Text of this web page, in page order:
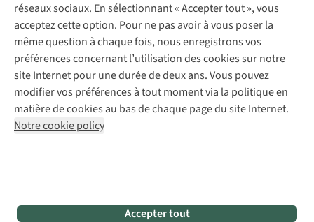
réseaux sociaux. En sélectionnant « Accepter tout », vous
acceptez cette option. Pour ne pas avoir à vous poser la
même question à chaque fois, nous enregistrons vos
préférences concernant l’utilisation des cookies sur notre
site Internet pour une durée de deux ans. Vous pouvez
modifier vos préférences à tout moment via la politique en
matière de cookies au bas de chaque page du site Internet.
Notre cookie policy
Accepter tout
Mentions légales
Politique de confidentialité
Conditions générales
Cookie Policy
AS Adventure Luxemburg SA,